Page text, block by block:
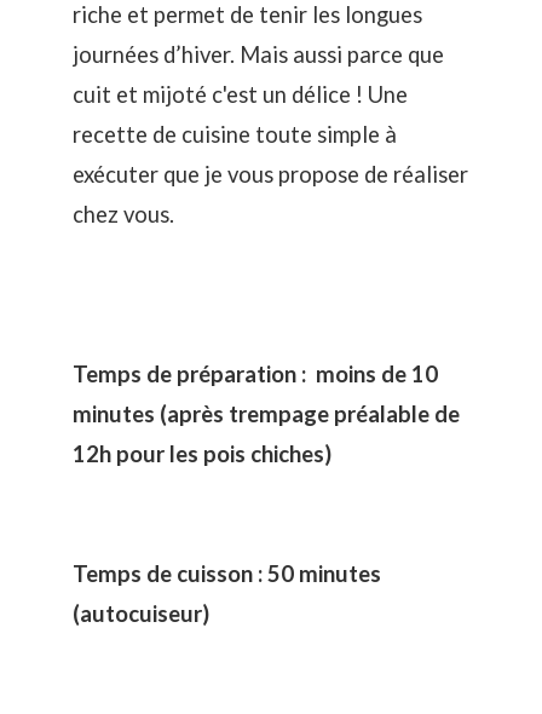
riche et permet de tenir les longues
journées d’hiver. Mais aussi parce que
cuit et mijoté c'est un délice ! Une
recette de cuisine toute simple à
exécuter que je vous propose de réaliser
chez vous.
Temps de préparation : moins de 10
minutes (après trempage préalable de
12h pour les pois chiches)
Temps de cuisson : 50 minutes
(autocuiseur)